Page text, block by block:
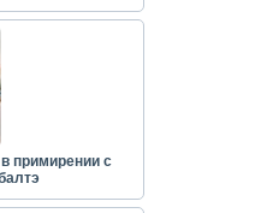
примирении с